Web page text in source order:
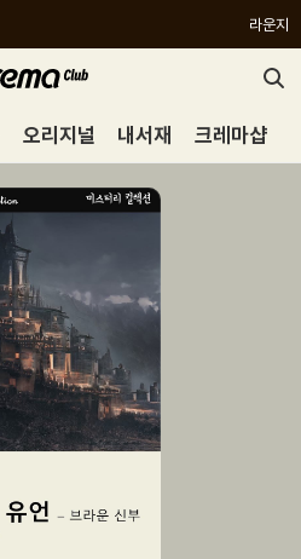
라운지
오리지널 내서재 크레마샵